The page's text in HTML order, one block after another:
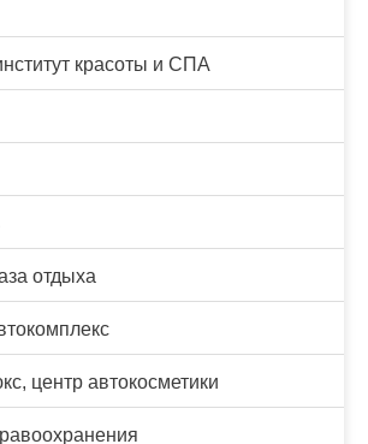
красоты и СПА
отдыха
центр автокосметики